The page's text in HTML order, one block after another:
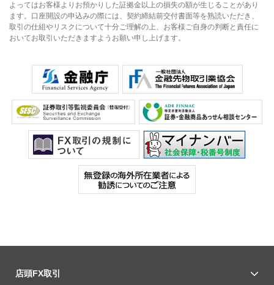
よってはお客様よりお預かりした証拠金以上の損失の額が生じることがあり
ます。口座開設の申込みの際には、契約締結前交付書面等を熟読いただき、
取引の仕組やリスクについて十分ご理解の上、お客様ご自身の判断と責任に
おいてお取引いただきますようお願い申し上げます。
店頭FX取引